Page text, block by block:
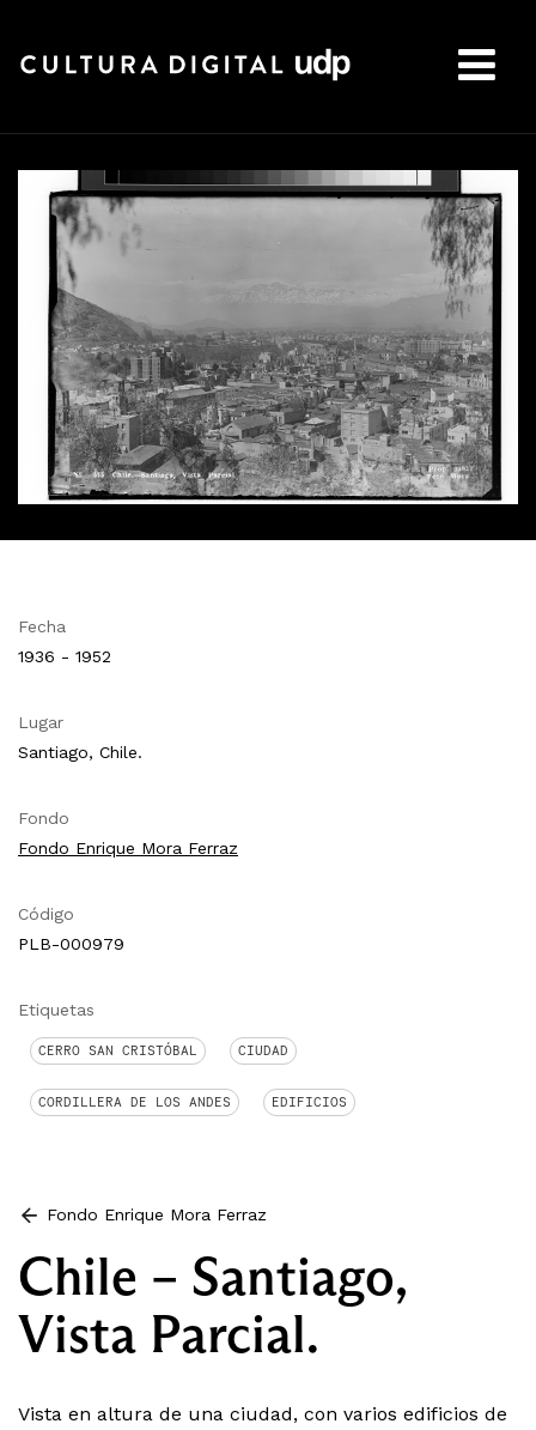
Fecha
1936 - 1952
Lugar
Santiago, Chile.
Fondo
Fondo Enrique Mora Ferraz
Código
PLB-000979
Etiquetas
CERRO SAN CRISTÓBAL CIUDAD
CORDILLERA DE LOS ANDES EDIFICIOS
Fondo Enrique Mora Ferraz
Chile – Santiago,
Vista Parcial.
Vista en altura de una ciudad, con varios edificios de